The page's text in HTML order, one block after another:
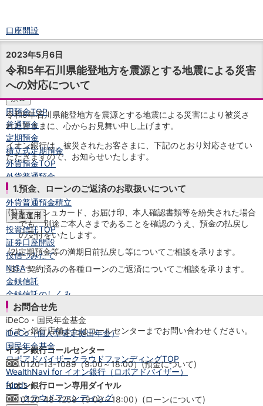
口座開設
ログイン
チャット
メニュー
商品・サービス
預金
円預金TOP
普通預金
定期預金
積立式定期預金
外貨預金TOP
外貨普通預金
外貨定期預金
外貨普通預金積立
資産運用
投資信託TOP
証券口座開設
投信つみたて
NISA
金銭信託
金銭信託のしくみ
取扱商品一覧
iDeCo・国民年金基金
iDeCo（個人型確定拠出年金）
国民年金基金
ロボアドバイザークラウドファンディングTOP
WealthNavi for イオン銀行（ロボアドバイザー）
funds
まいクラウドファンディング
2023年5月6日
令和5年石川県能登地方を震源とする地震による災害
への対応について
令和5年石川県能登地方を震源とする地震による災害により被災さ
れた皆さまに、心からお見舞い申し上げます。
イオン銀行は、被災されたお客さまに、下記のとおり対応させてい
ただきますので、お知らせいたします。
1.預金、ローンのご返済のお取扱いについて
(1)キャッシュカード、お届け印、本人確認書類等を紛失された場合
でも、別途ご本人さまであることを確認のうえ、預金の払戻し
の受付をいたします。
(2)定期預金等の満期日前払戻し等についてご相談を承ります。
(3)ご契約済みの各種ローンのご返済についてご相談を承ります。
お問合せ先
イオン銀行店舗またはコールセンターまでお問い合わせください。
イオン銀行コールセンター
0120-13-1089（9:00～18:00）(預金について)
イオン銀行ローン専用ダイヤル
0120-48-1258（9:00～18:00）(ローンについて)